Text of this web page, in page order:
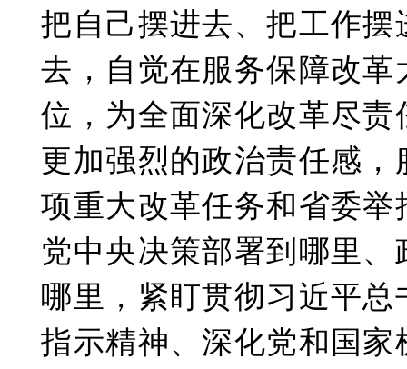
把自己摆进去、把工作摆
去，自觉在服务保障改革
位，为全面深化改革尽责
更加强烈的政治责任感，
项重大改革任务和省委举
党中央决策部署到哪里
哪里，紧盯贯彻习近平总
指示精神、深化党和国家